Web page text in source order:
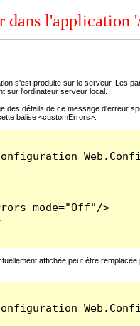
dans l'application
s'est produite sur le serveur. Les
sur l'ordinateur serveur local.
des détails de ce message d'erreur
balise <customErrors>.
mode="Off"/>
affichée peut être